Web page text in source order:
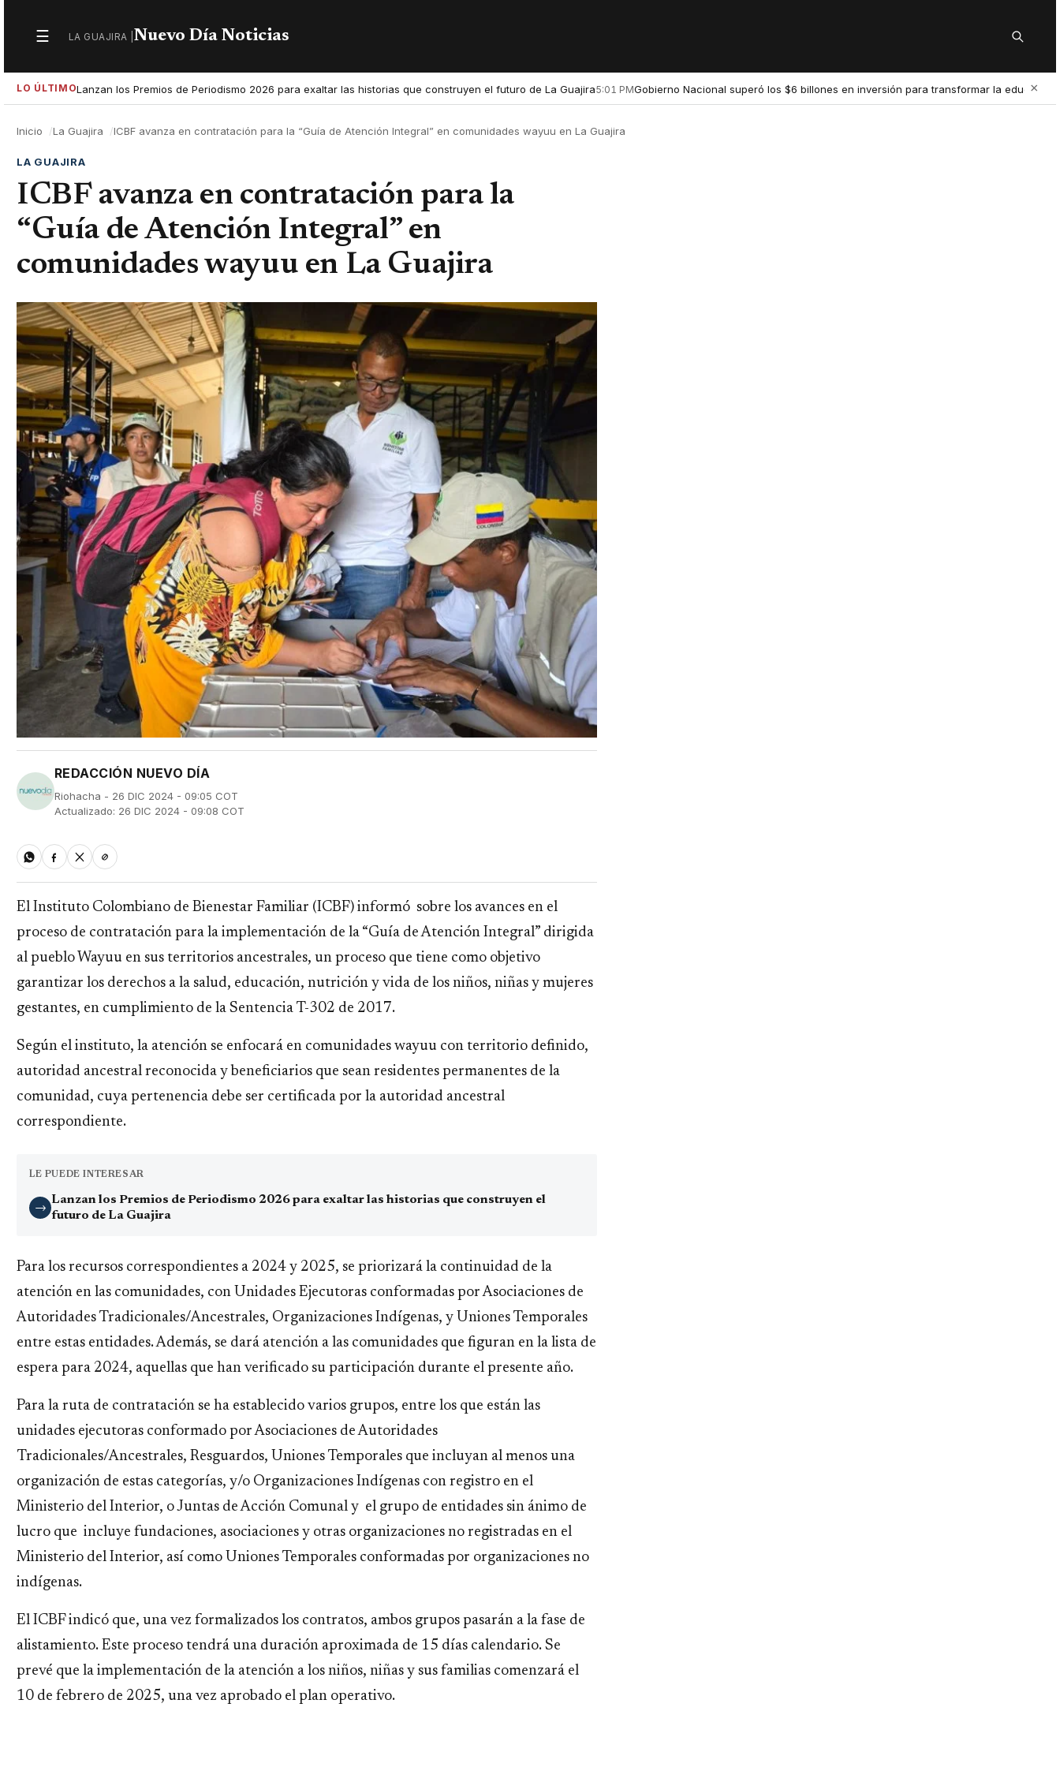
☰
SeccionesLA GUAJIRA | Nuevo Día Noticias Buscar
LO ÚLTIMOLanzan los Premios de Periodismo 2026 para exaltar las historias que construyen el futuro de La Guajira5:01 PMGobierno Nacional superó los $6 billones en inversión para transformar la ×
Inicio La Guajira ICBF avanza en contratación para la “Guía de Atención Integral” en comunidades wayuu en La Guajira
LA GUAJIRA
ICBF avanza en contratación para la
“Guía de Atención Integral” en
comunidades wayuu en La Guajira
REDACCIÓN NUEVO DÍA
Riohacha - 26 DIC 2024 - 09:05 COT
Actualizado: 26 DIC 2024 - 09:08 COT
El Instituto Colombiano de Bienestar Familiar (ICBF) informó sobre los avances en el
proceso de contratación para la implementación de la “Guía de Atención Integral” dirigida
al pueblo Wayuu en sus territorios ancestrales, un proceso que tiene como objetivo
garantizar los derechos a la salud, educación, nutrición y vida de los niños, niñas y mujeres
gestantes, en cumplimiento de la Sentencia T-302 de 2017.
Según el instituto, la atención se enfocará en comunidades wayuu con territorio definido,
autoridad ancestral reconocida y beneficiarios que sean residentes permanentes de la
comunidad, cuya pertenencia debe ser certificada por la autoridad ancestral
correspondiente.
LE PUEDE INTERESAR
→
Lanzan los Premios de Periodismo 2026 para exaltar las historias que construyen el
futuro de La Guajira
Para los recursos correspondientes a 2024 y 2025, se priorizará la continuidad de la
atención en las comunidades, con Unidades Ejecutoras conformadas por Asociaciones de
Autoridades Tradicionales/Ancestrales, Organizaciones Indígenas, y Uniones Temporales
entre estas entidades. Además, se dará atención a las comunidades que figuran en la lista de
espera para 2024, aquellas que han verificado su participación durante el presente año.
Para la ruta de contratación se ha establecido varios grupos, entre los que están las
unidades ejecutoras conformado por Asociaciones de Autoridades
Tradicionales/Ancestrales, Resguardos, Uniones Temporales que incluyan al menos una
organización de estas categorías, y/o Organizaciones Indígenas con registro en el
Ministerio del Interior, o Juntas de Acción Comunal y el grupo de entidades sin ánimo de
lucro que incluye fundaciones, asociaciones y otras organizaciones no registradas en el
Ministerio del Interior, así como Uniones Temporales conformadas por organizaciones no
indígenas.
El ICBF indicó que, una vez formalizados los contratos, ambos grupos pasarán a la fase de
alistamiento. Este proceso tendrá una duración aproximada de 15 días calendario. Se
prevé que la implementación de la atención a los niños, niñas y sus familias comenzará el
10 de febrero de 2025, una vez aprobado el plan operativo.